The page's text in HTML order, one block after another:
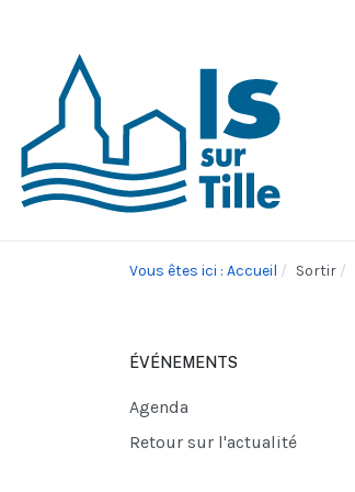
Vous êtes ici : Accueil Sortir
ÉVÉNEMENTS
Agenda
Retour sur l'actualité